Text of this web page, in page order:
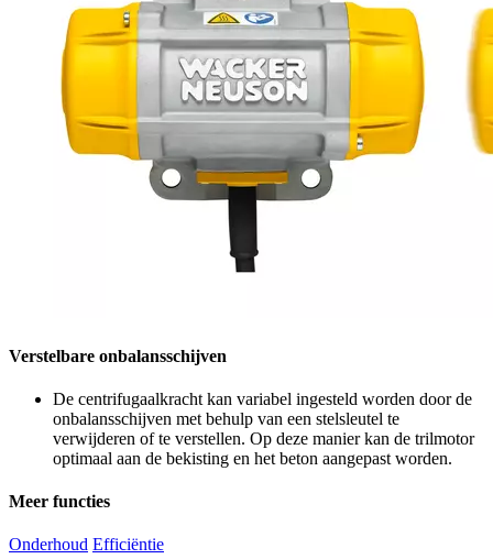
Verstelbare onbalansschijven
De centrifugaalkracht kan variabel ingesteld worden door de
onbalansschijven met behulp van een stelsleutel te
verwijderen of te verstellen. Op deze manier kan de trilmotor
optimaal aan de bekisting en het beton aangepast worden.
Meer functies
Onderhoud Efficiëntie